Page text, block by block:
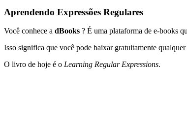
Aprendendo Expressões Regulares
Você conhece a dBooks ? É uma plataforma de e-books
Isso significa que você pode baixar gratuitamente
O livro de hoje é o Learning Regular Expressions.